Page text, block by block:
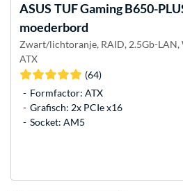
ASUS TUF Gaming B650-
moederbord
Zwart/lichtoranje, RAID, 2.5Gb-LAN,
ATX
(64)
Formfactor: ATX
Grafisch: 2x PCIe x16
Socket: AM5